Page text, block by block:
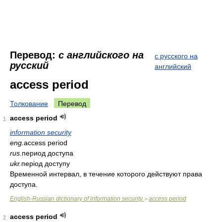
Перевод: с английского на
русский
с русского на
английский
access period
Толкование Перевод
1
access period
information security
eng. access period
rus. период доступа
ukr. період доступу
Временной интервал, в течение которого действуют права
доступа.
English-Russian dictionary of information security> access period
2 access period